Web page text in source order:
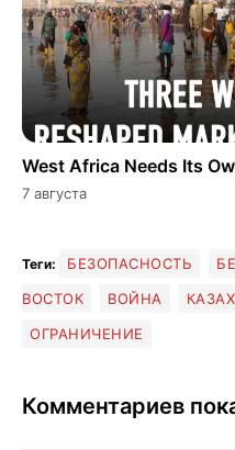
West Africa Needs Its
7 августа
Теги: БЕЗОПАСНОСТЬ
ВОСТОК
ВОЙНА
ОГРАНИЧЕНИЕ
Комментариев